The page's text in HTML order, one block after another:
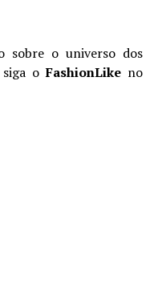
o universo dos
siga oFashionLike no